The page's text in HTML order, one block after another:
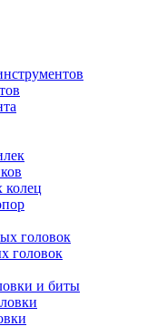
головок
головок
и биты